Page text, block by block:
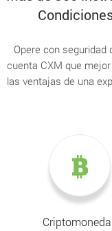
Opere con seguridad
cuenta CXM que
las ventajas de una